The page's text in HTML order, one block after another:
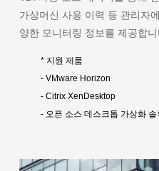
가상머신 사용 이력 등 관리자
양한 모니터링 정보를 제공합니
* 지원 제품
- VMware Horizon
- Citrix XenDesktop
- 오픈 소스 데스크톱 가상화